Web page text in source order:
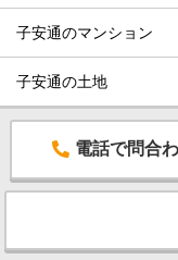
子安通のマンション
子安通の土地
電話で問合